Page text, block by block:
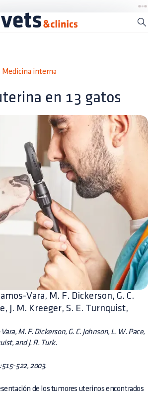
Medicina interna
en 13 gatos
Vara, M. F. Dickerson, G. C.
J. M. Kreeger, S. E. Turnquist,
M. F. Dickerson, G. C. Johnson, L. W. Pace,
and J. R. Turk.
522, 2003.
de los tumores uterinos encontrados